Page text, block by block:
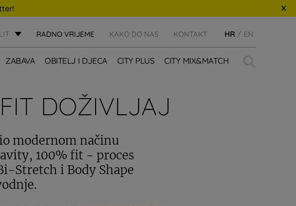
RADNO VRIJEME KAKO DO NAS KONTAKT HR EN
ZABAVA OBITELJ I DJECA CITY PLUS CITY MIX&MATCH
DOŽIVLJAJ
modernom načinu
100% fit - proces
Stretch i Body Shape